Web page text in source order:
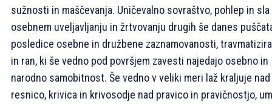
sužnosti in maščevanja. Uničevalno sovraštvo, pohlep in sla
osebnem uveljavljanju in žrtvovanju drugih še danes
posledice osebne in družbene zaznamovanosti,
in ran, ki še vedno pod površjem zavesti najedajo osebno in
narodno samobitnost. Še vedno v veliki meri laž kraljuje nad
resnico, krivica in krivosodje nad pravico in pravičnostjo,